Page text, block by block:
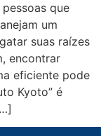
que
um
suas raízes
encontrar
eficiente pode
Kyoto” é